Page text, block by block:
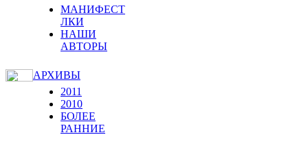
МАНИФЕСТ
ЛКИ
НАШИ
АВТОРЫ
АРХИВЫ
2011
2010
БОЛЕЕ
РАННИЕ